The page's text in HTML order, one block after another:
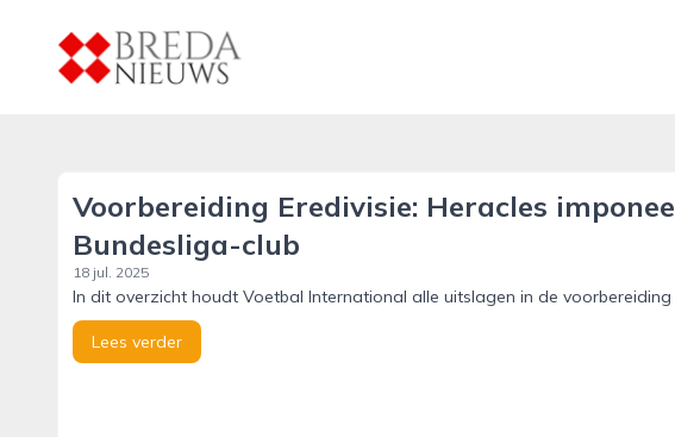
breda-nieuws.nl
Voorbereiding Eredivisie: Heracles
Bundesliga-club
18 jul. 2025
In dit overzicht houdt Voetbal International alle uitslagen in de voorbereiding
Lees verder